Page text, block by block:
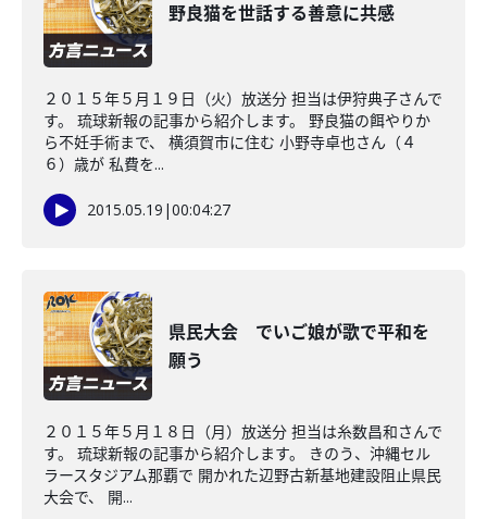
野良猫を世話する善意に共感
２０１５年５月１９日（火）放送分 担当は伊狩典子さんで
す。 琉球新報の記事から紹介します。 野良猫の餌やりか
ら不妊手術まで、 横須賀市に住む 小野寺卓也さん（４
６）歳が 私費を...
2015.05.19 |00:04:27
県民大会 でいご娘が歌で平和を
願う
２０１５年５月１８日（月）放送分 担当は糸数昌和さんで
す。 琉球新報の記事から紹介します。 きのう、沖縄セル
ラースタジアム那覇で 開かれた辺野古新基地建設阻止県民
大会で、 開...